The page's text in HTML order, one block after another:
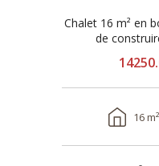
Chalet 16 m² en
de
16 m²